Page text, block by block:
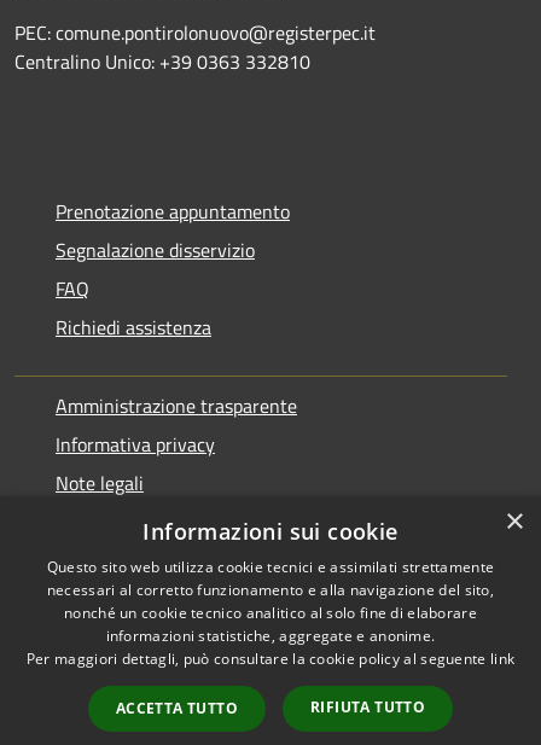
PEC: comune.pontirolonuovo@registerpec.it
Centralino Unico: +39 0363 332810
Prenotazione appuntamento
Segnalazione disservizio
FAQ
Richiedi assistenza
Amministrazione trasparente
Informativa privacy
Note legali
Dichiarazione di accessibilità
Accessibilità
Copyright © 2026 • Comune di
Pontirolo Nuovo • Powered by
Municipium•
Accesso
redazione
×
Informazioni sui cookie
Questo sito web utilizza cookie tecnici e assimilati strettamente
necessari al corretto funzionamento e alla navigazione del sito,
nonché un cookie tecnico analitico al solo fine di elaborare
informazioni statistiche, aggregate e anonime.
Per maggiori dettagli, può consultare la cookie policy al seguente link
ACCETTA TUTTO RIFIUTA TUTTO